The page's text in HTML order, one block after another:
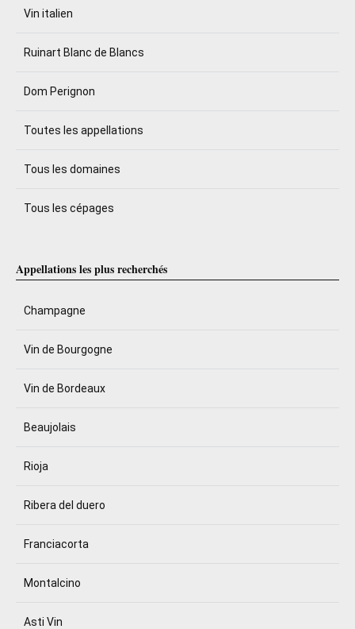
Vin italien
Ruinart Blanc de Blancs
Dom Perignon
Toutes les appellations
Tous les domaines
Tous les cépages
Appellations les plus recherchés
Champagne
Vin de Bourgogne
Vin de Bordeaux
Beaujolais
Rioja
Ribera del duero
Franciacorta
Montalcino
Asti Vin